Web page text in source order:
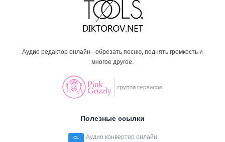
Аудио редактор онлайн - обрезать песню, поднять громкость и
многое другое.
Полезные ссылки
CL Аудио конвертер онлайн